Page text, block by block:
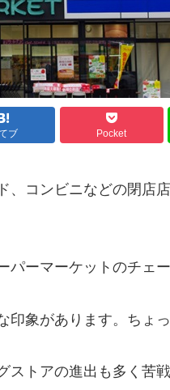
ブ Pocket
、コンビニなどの閉店
ーマーケットのチェー
象があります。ちょ
トアの進出も多く苦